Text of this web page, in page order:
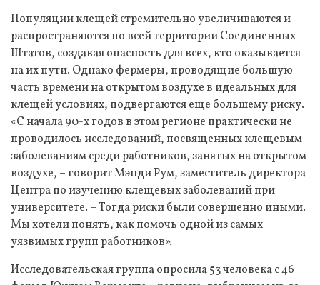
Популяции клещей стремительно увеличиваются и
распространяются по всей территории Соединенных
Штатов, создавая опасность для всех, кто оказывается
на их пути. Однако фермеры, проводящие большую
часть времени на открытом воздухе в идеальных для
клещей условиях, подвергаются еще большему риску.
«С начала 90-х годов в этом регионе практически не
проводилось исследований, посвященных клещевым
заболеваниям среди работников, занятых на открытом
воздухе, – говорит Мэнди Рум, заместитель директора
Центра по изучению клещевых заболеваний при
университете. – Тогда риски были совершенно иными.
Мы хотели понять, как помочь одной из самых
уязвимых групп работников».
Исследовательская группа опросила 53 человека с 46